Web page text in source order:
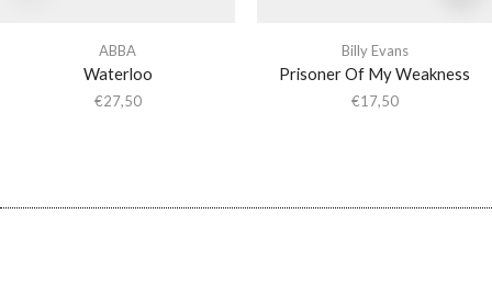
ABBA
Waterloo
€27,50
Billy Evans
Prisoner Of My Weakness
€17,50